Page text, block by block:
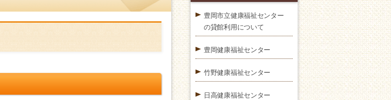
豊岡市立健康福祉センター
の貸館利用について
豊岡健康福祉センター
竹野健康福祉センター
日高健康福祉センター